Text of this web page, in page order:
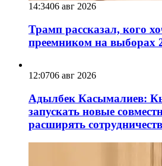
14:3406 авг 2026
Трамп рассказал, кого
преемником на выборах
12:0706 авг 2026
Адылбек Касымалиев:
запускать новые
расширять